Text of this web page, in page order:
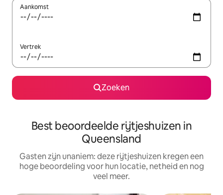
Aankomst
Vertrek
Zoeken
Best beoordeelde rijtjeshuizen in
Queensland
Gasten zijn unaniem: deze rijtjeshuizen kregen een
hoge beoordeling voor hun locatie, netheid en nog
veel meer.